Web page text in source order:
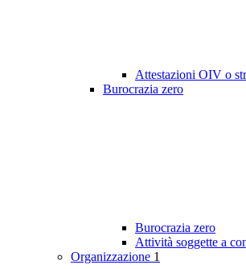
Attestazioni OIV o
Burocrazia zero
Burocrazia zero
Attività soggette a
Organizzazione 1